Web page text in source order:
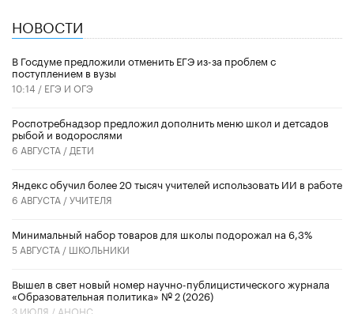
НОВОСТИ
В Госдуме предложили отменить ЕГЭ из-за проблем с
поступлением в вузы
10:14 / ЕГЭ И ОГЭ
Роспотребнадзор предложил дополнить меню школ и детсадов
рыбой и водорослями
6 АВГУСТА / ДЕТИ
​Яндекс обучил более 20 тысяч учителей использовать ИИ в работе
6 АВГУСТА /УЧИТЕЛЯ
Минимальный набор товаров для школы подорожал на 6,3%
5 АВГУСТА / ШКОЛЬНИКИ
Вышел в свет новый номер научно-публицистического журнала
«Образовательная политика» № 2 (2026)
3 ИЮЛЯ / АНОНС